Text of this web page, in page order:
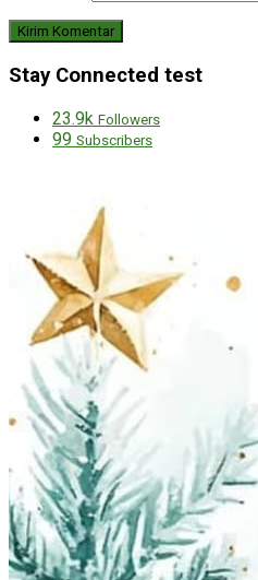
Stay Connected test
23.9k Followers
99 Subscribers